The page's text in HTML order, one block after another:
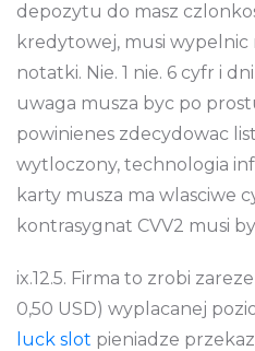
depozytu do masz
kredytowej, musi
notatki. Nie. 1 nie. 6 cyfr i
uwaga musza byc po
powinienes zdecydowac
wytloczony, technologia
karty musza ma wlasciwe
kontrasygnat CVV2 musi
ix.12.5. Firma to zrobi
0,50 USD) wyplacanej
luck slot pieniadze